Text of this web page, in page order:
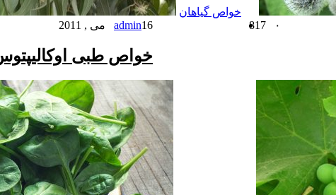
۰
خواص گیاهان
admin16 می , 2011
خواص طبی